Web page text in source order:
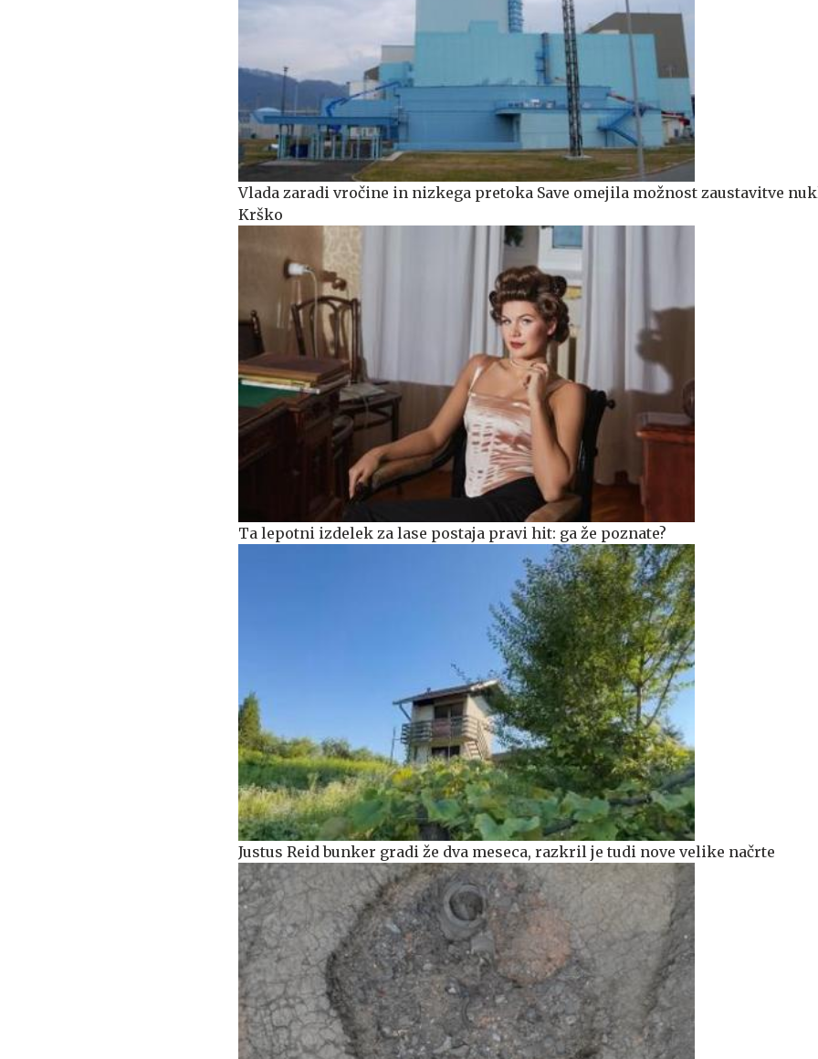
Vlada zaradi vročine in nizkega pretoka Save omejila možnost zaustavitve
Krško
Ta lepotni izdelek za lase postaja pravi hit: ga že poznate?
Justus Reid bunker gradi že dva meseca, razkril je tudi nove velike načrte